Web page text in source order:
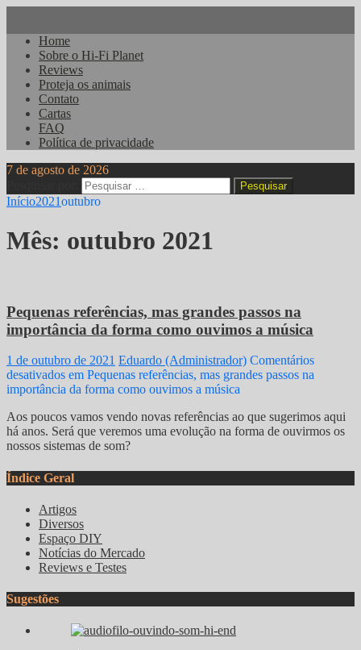
Home
Sobre o Hi-Fi Planet
Reviews
Proteja os animais
Contato
Cartas
FAQ
Política de privacidade
7 de agosto de 2026
Início2021outubro
Mês: outubro 2021
Pequenas referências, mas grandes passos na
importância da forma como ouvimos a música
1 de outubro de 2021 Eduardo (Administrador) Comentários
desativados em Pequenas referências, mas grandes passos na
importância da forma como ouvimos a música
Aos poucos vamos vendo novas referências ao que sugerimos aqui
há anos. Será que veremos uma evolução na forma de ouvirmos os
nossos sistemas de som?
Índice Geral
Artigos
Diversos
Espaço DIY
Notícias do Mercado
Reviews e Testes
Sugestões